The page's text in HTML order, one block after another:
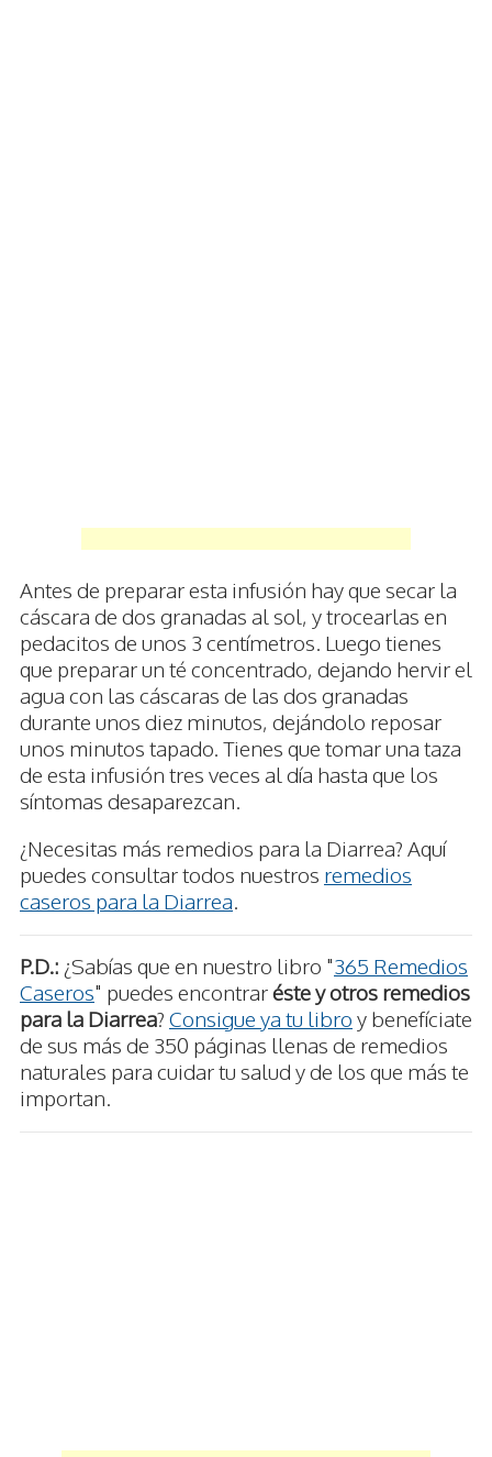
Antes de preparar esta infusión hay que secar la
cáscara de dos granadas al sol, y trocearlas en
pedacitos de unos 3 centímetros. Luego tienes
que preparar un té concentrado, dejando hervir el
agua con las cáscaras de las dos granadas
durante unos diez minutos, dejándolo reposar
unos minutos tapado. Tienes que tomar una taza
de esta infusión tres veces al día hasta que los
síntomas desaparezcan.
¿Necesitas más remedios para la Diarrea? Aquí
puedes consultar todos nuestros remedios
caseros para la Diarrea.
P.D.: ¿Sabías que en nuestro libro "365 Remedios
Caseros" puedes encontraréste y otros remedios
para la Diarrea? Consigue ya tu libro y benefíciate
de sus más de 350 páginas llenas de remedios
naturales para cuidar tu salud y de los que más te
importan.